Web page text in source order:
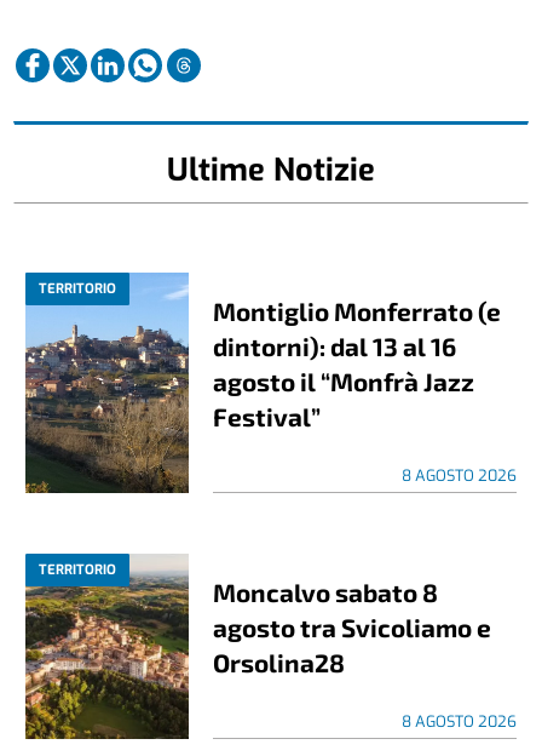
Ultime Notizie
TERRITORIO
Montiglio Monferrato (e
dintorni): dal 13 al 16
agosto il “Monfrà Jazz
Festival”
8 AGOSTO 2026
TERRITORIO
Moncalvo sabato 8
agosto tra Svicoliamo e
Orsolina28
8 AGOSTO 2026